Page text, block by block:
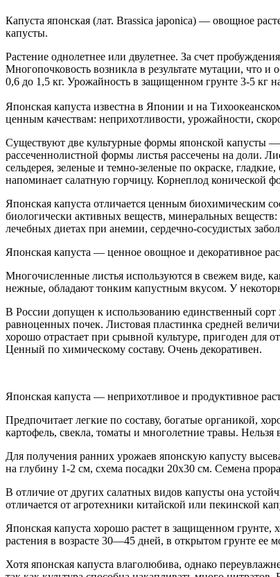
Капуста японская (лат. Brassica japonica) — овощное
капусты.
Растение однолетнее или двулетнее. За счет
Многопочковость возникла в результате мутации, что
0,6 до 1,5 кг. Урожайность в защищенном грунте 3-5 кг
Японская капуста известна в Японии и на
ценным качествам: неприхотливости, урожайности,
Существуют две культурные формы японской капусты
рассеченнолистной формы листья рассечены на доли.
сельдерея, зеленые и темно-зеленые по окраске,
напоминает салатную горчицу. Корнеплод
Японская капуста отличается ценным биохимическим
биологически активных веществ, минеральных
лечебных диетах при анемии, сердечно-сосудистых
Японская капуста — ценное овощное и декоративное
Многочисленные листья используются в свежем виде,
нежные, обладают тонким капустным вкусом. У
В России допущен к использованию единственный сорт
равноценных почек. Листовая пластинка средней
хорошо отрастает при срывной культуре, пригоден
Ценный по химическому составу. Очень декоративен.
Японская капуста — неприхотливое и продуктивное
Предпочитает легкие по составу, богатые органикой,
картофель, свекла, томаты и многолетние травы.
Для получения ранних урожаев японскую капусту
на глубину 1-2 см, схема посадки 20х30 см. Семена
В отличие от других салатных видов капусты она
отличается от агротехники китайской или пекинской
Японская капуста хорошо растет в защищенном
растения в возрасте 30—45 дней, в открытом грунте ее
Хотя японская капуста влаголюбива, однако